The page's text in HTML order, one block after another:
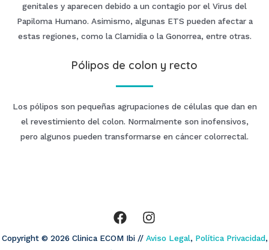
genitales y aparecen debido a un contagio por el Virus del
Papiloma Humano. Asimismo, algunas ETS pueden afectar a
estas regiones, como la Clamidia o la Gonorrea, entre otras.
Pólipos de colon y recto
Los pólipos son pequeñas agrupaciones de células que dan en
el revestimiento del colon. Normalmente son inofensivos,
pero algunos pueden transformarse en cáncer colorrectal.
Copyright © 2026 Clinica ECOM Ibi // Aviso Legal, Política Privacidad,